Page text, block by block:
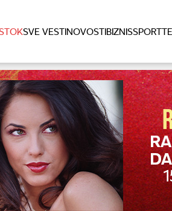
SVE VESTINOVOSTIBIZNISSPORT